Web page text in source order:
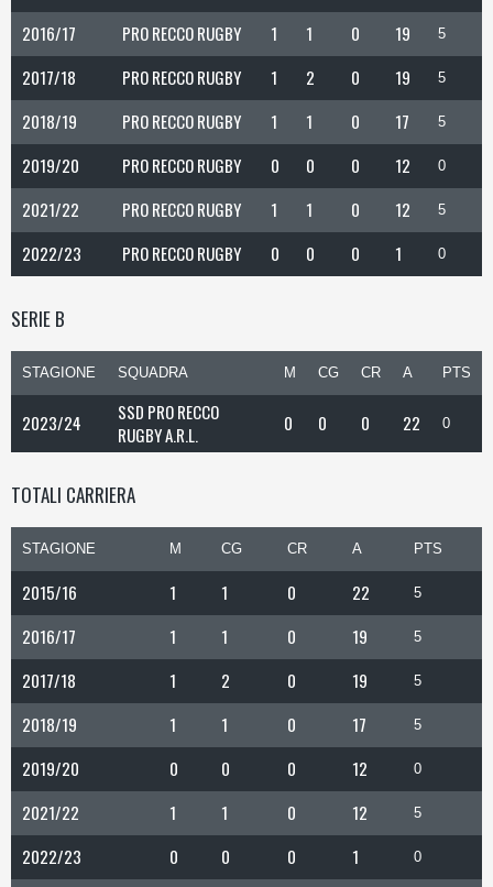
2016/17 PRO RECCO RUGBY 1 1 0 19 5
2017/18 PRO RECCO RUGBY 1 2 0 19 5
2018/19 PRO RECCO RUGBY 1 1 0 17 5
2019/20 PRO RECCO RUGBY 0 0 0 12 0
2021/22 PRO RECCO RUGBY 1 1 0 12 5
2022/23 PRO RECCO RUGBY 0 0 0 1 0
SERIE B
STAGIONE SQUADRA M CG CR A PTS
2023/24
SSD PRO RECCO
RUGBY A.R.L.
0 0 0 22 0
TOTALI CARRIERA
STAGIONE M CG CR A PTS
2015/16 1 1 0 22 5
2016/17 1 1 0 19 5
2017/18 1 2 0 19 5
2018/19 1 1 0 17 5
2019/20 0 0 0 12 0
2021/22 1 1 0 12 5
2022/23 0 0 0 1 0